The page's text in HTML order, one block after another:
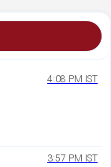
4:08 PM IST
3:57 PM IST